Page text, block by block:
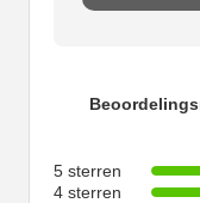
5 sterren
4 sterren